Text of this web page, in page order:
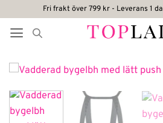
content
Fri frakt över 799 kr - Leverans 1